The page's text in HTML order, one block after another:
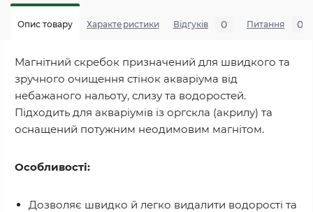
Опис товару Характеристики Відгуків 0 Питання 0
Магнітний скребок призначений для швидкого та
зручного очищення стінок акваріума від
небажаного нальоту, слизу та водоростей.
Підходить для акваріумів із оргскла (акрилу) та
оснащений потужним неодимовим магнітом.
Особливості:
Дозволяє швидко й легко видалити водорості та